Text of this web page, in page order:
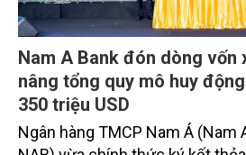
Nam A Bank đón dòng vốn
nâng tổng quy mô huy
350 triệu USD